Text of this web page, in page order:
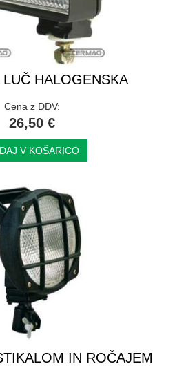
LUČ HALOGENSKA
Cena z DDV:
26,50 €
V KOŠARICO
IN ROČAJEM